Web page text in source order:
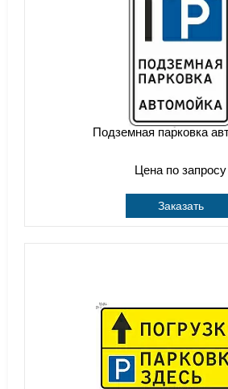
Подземная парковка
Цена по запросу
Заказать